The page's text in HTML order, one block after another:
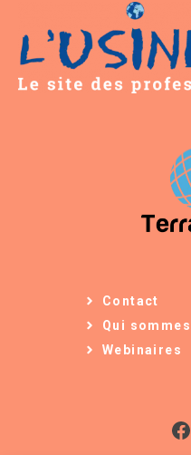
Contact
Qui
Webinaires